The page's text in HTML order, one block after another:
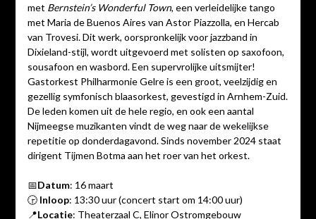
met Bernstein’s Wonderful Town, een verleidelijke tango
met Maria de Buenos Aires van Astor Piazzolla, en Hercab
van Trovesi. Dit werk, oorspronkelijk voor jazzband in
Dixieland-stijl, wordt uitgevoerd met solisten op saxofoon,
sousafoon en wasbord. Een supervrolijke uitsmijter!
Gastorkest Philharmonie Gelre is een groot, veelzijdig en
gezellig symfonisch blaasorkest, gevestigd in Arnhem-Zuid.
De leden komen uit de hele regio, en ook een aantal
Nijmeegse muzikanten vindt de weg naar de wekelijkse
repetitie op donderdagavond. Sinds november 2024 staat
dirigent Tijmen Botma aan het roer van het orkest.
📅Datum: 16 maart
🕞Inloop: 13:30 uur (concert start om 14:00 uur)
📍Locatie: Theaterzaal C, Elinor Ostromgebouw